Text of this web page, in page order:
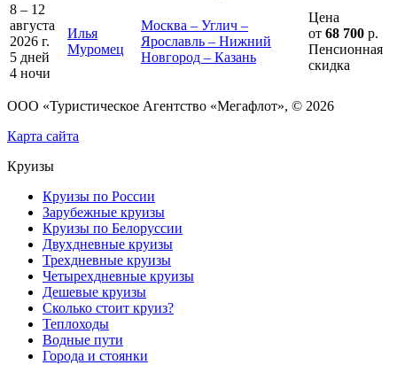
8 – 12
августа
2026 г.
5 дней
4 ночи
Илья
Муромец
Москва – Углич –
Ярославль – Нижний
Новгород – Казань
Цена
от 68 700 р.
Пенсионная
скидка
ООО «Туристическое Агентство «Мегафлот», © 2026
Карта сайта
Круизы
Круизы по России
Зарубежные круизы
Круизы по Белоруссии
Двухдневные круизы
Трехдневные круизы
Четырехдневные круизы
Дешевые круизы
Сколько стоит круиз?
Теплоходы
Водные пути
Города и стоянки